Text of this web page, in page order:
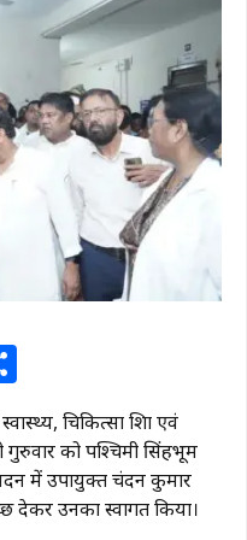
चिकित्सा शिक्षा एवं
गुरुवार को पश्चिमी सिंहभूम
में उपायुक्त चंदन कुमार
देकर उनका स्वागत किया।